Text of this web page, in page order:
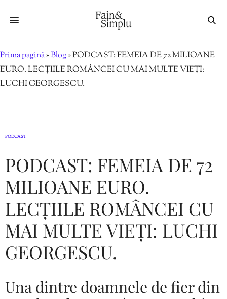
Prima pagină»Blog»PODCAST: FEMEIA DE 72 MILIOANE
EURO. LECȚIILE ROMÂNCEI CU MAI MULTE VIEȚI:
LUCHI GEORGESCU.
PODCAST
PODCAST: FEMEIA DE 72
MILIOANE EURO.
LECȚIILE ROMÂNCEI CU
MAI MULTE VIEȚI: LUCHI
GEORGESCU.
Una dintre doamnele de fier din